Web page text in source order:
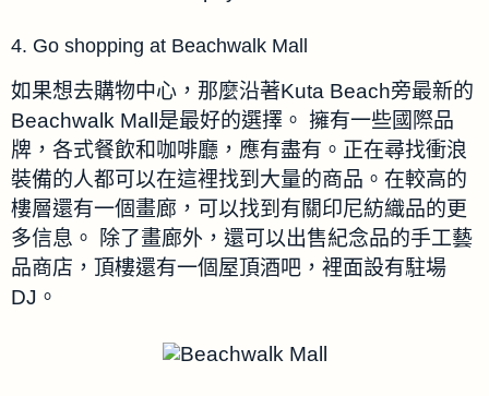
4. Go shopping at Beachwalk Mall
如果想去購物中心，那麼沿著Kuta Beach旁最新的
Beachwalk Mall是最好的選擇。 擁有一些國際品
牌，各式餐飲和咖啡廳，應有盡有。 正在尋找衝浪
裝備的人都可以在這裡找到大量的商品。在較高的
樓層還有一個畫廊，可以找到有關印尼紡織品的更
多信息。
除了畫廊外，還可以出售紀念品的手工藝
品商店，頂樓還有一個屋頂酒吧，裡面設有駐場
DJ。